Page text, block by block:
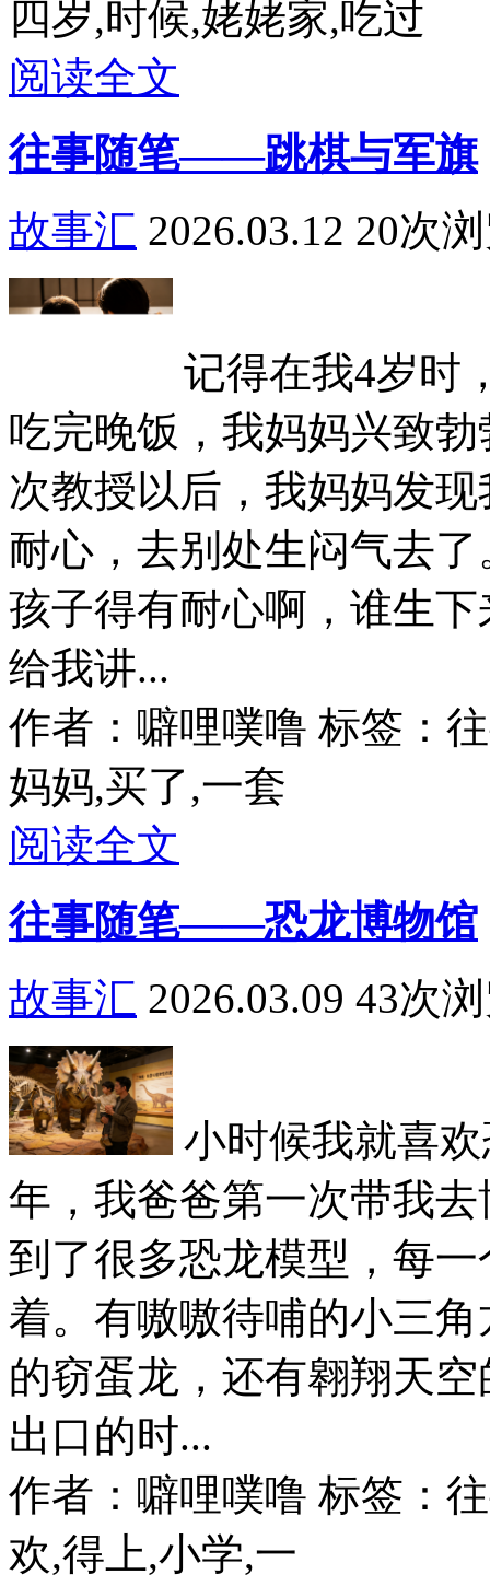
四岁,时候,姥姥家,吃过
阅读全文
往事随笔——跳棋与军旗
故事汇 2026.03.12 20次
记得在我4岁时
吃完晚饭，我妈妈兴致
次教授以后，我妈妈发
耐心，去别处生闷气去
孩子得有耐心啊，谁生
给我讲...
作者：噼哩噗噜 标签：
妈妈,买了,一套
阅读全文
往事随笔——恐龙博物馆
故事汇 2026.03.09 43次
小时候我就喜
年，我爸爸第一次带我
到了很多恐龙模型，每
着。有嗷嗷待哺的小三
的窃蛋龙，还有翱翔天
出口的时...
作者：噼哩噗噜 标签：
欢,得上,小学,一